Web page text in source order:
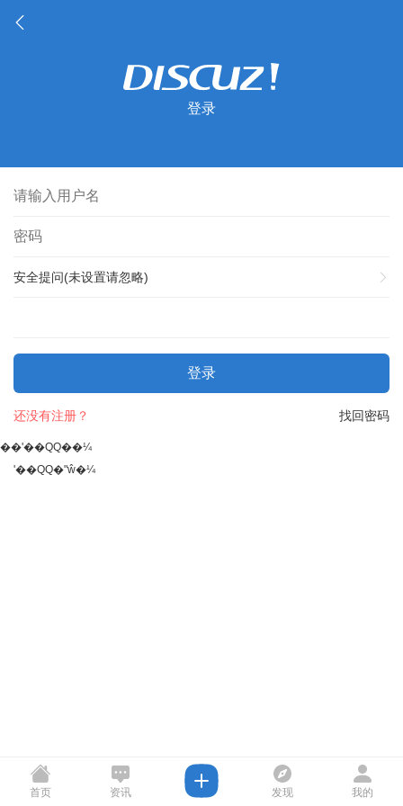
登录
安全提问(未设置请忽略)
登录
找回密码
还没有注册？
��ʹ��QQ��¼
ʹ��QQ�ʺŵ�¼
首页 资讯 发现 我的